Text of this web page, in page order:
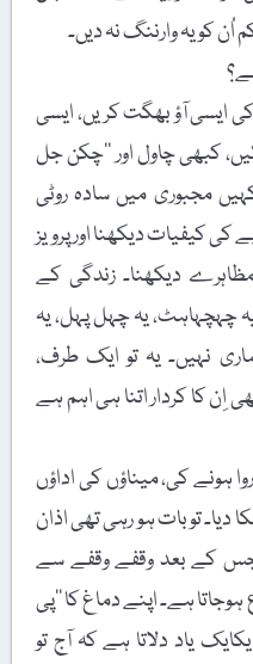
اُن کو یہ وارننگ نہ دیں۔
ایسی آؤ بھگت کریں، ایسی
کبھی چاول اور ’’چکن جل
مجبوری میں سادہ روٹی
کی کیفیات دیکھنا اور پرویز
دیکھنا۔ زندگی کے
یہ چہچہاہٹ، یہ چہل پہل، یہ
خماری نہیں۔ یہ تو ایک طرف،
کا کردار اتنا ہی اہم ہے
کی، میناؤں کی اداؤں
تو بات ہو رہی تھی اذان
کے بعد وقفے وقفے سے
ہے۔ اپنے دماغ کا ’’پی
یکایک یاد دلاتا ہے کہ آج تو